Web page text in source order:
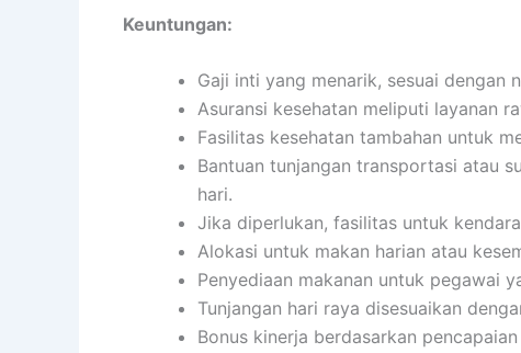
Keuntungan:
Gaji inti yang menarik, sesuai dengan
Asuransi kesehatan meliputi layanan
Fasilitas kesehatan tambahan untuk
Bantuan tunjangan transportasi atau
hari.
Jika diperlukan, fasilitas untuk
Alokasi untuk makan harian atau
Penyediaan makanan untuk pegawai
Tunjangan hari raya disesuaikan
Bonus kinerja berdasarkan